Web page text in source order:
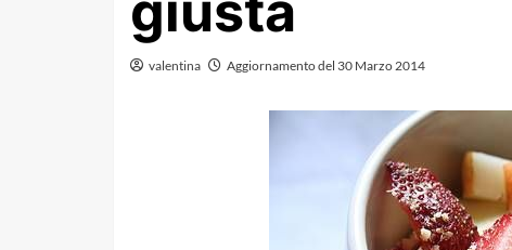
valentina Aggiornamento del 30 Marzo 2014